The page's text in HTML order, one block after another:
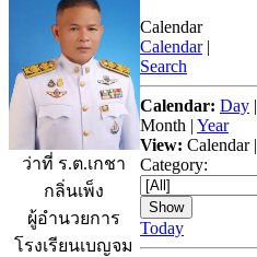
ว่าที่ ร.ต.เกชา
กลิ่นเพ็ง
ผู้อำนวยการ
โรงเรียนเบญจม
Calendar
Calendar |
Search
Calendar: Day |
Month | Year
View: Calendar|
Category:
Today